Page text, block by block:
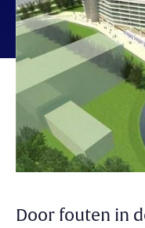
Door fouten in